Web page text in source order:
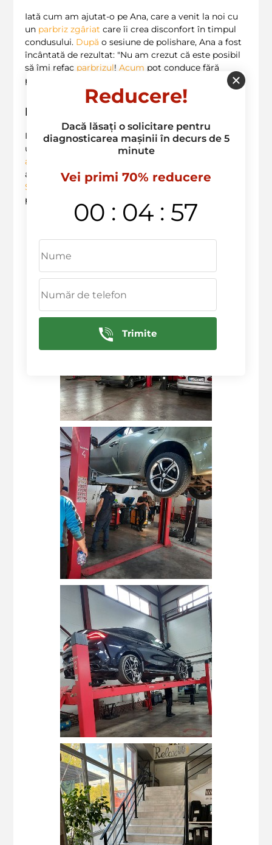
Iată cum am ajutat-o pe Ana, care a venit la noi cu
un parbriz zgâriat care îi crea disconfort în timpul
condusului. După o sesiune de polishare, Ana a fost
încântată de rezultat: "Nu am crezut că este posibil
să îmi refac parbrizul! Acum pot conduce fără
probleme, iar mașina arată fantastic!" ?✨
Investiția în îngrijirea autoturismului
Investește înpolirovka avtopentru a te bucura de
un
strălucitor și de încredere! La
anvelopele.md
axate pesatisfacția clientului . Nu aștepta prea mult!
Suna acum
+373 603 36 236
programare!
Rascani, Botanica, Centru, Sculeni, Buiucani
Reducere!
Dacă lăsați o solicitare pentru
diagnosticarea mașinii în decurs de 5
minute
Vei primi 70% reducere
00 : 04 : 56
Trimite